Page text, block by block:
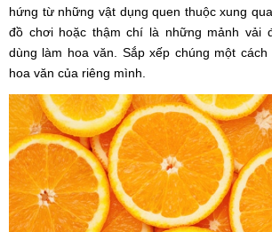
hứng từ những vật dụng quen thuộc xung
đồ chơi hoặc thậm chí là những mảnh vải
dùng làm hoa văn. Sắp xếp chúng một
hoa văn của riêng mình.